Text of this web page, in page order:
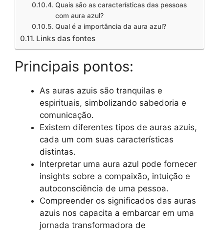
Quais são as características das pessoas
com aura azul?
Qual é a importância da aura azul?
Links das fontes
Principais pontos:
As auras azuis são tranquilas e
espirituais, simbolizando sabedoria e
comunicação.
Existem diferentes tipos de auras azuis,
cada um com suas características
distintas.
Interpretar uma aura azul pode fornecer
insights sobre a compaixão, intuição e
autoconsciência de uma pessoa.
Compreender os significados das auras
azuis nos capacita a embarcar em uma
jornada transformadora de